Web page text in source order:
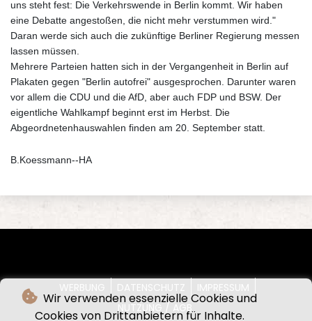
Wir verwenden essenzielle Cookies und
Cookies von Drittanbietern für Inhalte.
uns steht fest: Die Verkehrswende in Berlin kommt. Wir haben
eine Debatte angestoßen, die nicht mehr verstummen wird."
Daran werde sich auch die zukünftige Berliner Regierung messen
lassen müssen.
Mehrere Parteien hatten sich in der Vergangenheit in Berlin auf
Plakaten gegen "Berlin autofrei" ausgesprochen. Darunter waren
vor allem die CDU und die AfD, aber auch FDP und BSW. Der
eigentliche Wahlkampf beginnt erst im Herbst. Die
Abgeordnetenhauswahlen finden am 20. September statt.
B.Koessmann--HA
WERBUNG DATENSCHUTZ
IMPRESSUM
NUTZUNG / AGB